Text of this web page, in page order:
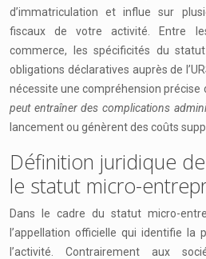
d’immatriculation et influe sur
fiscaux de votre activité. Entre
commerce, les spécificités du
obligations déclaratives auprès de
nécessite une compréhension précise
peut entraîner des complications
lancement ou génèrent des coûts
Définition juridique
le statut micro-
Dans le cadre du statut micro-
l’appellation officielle qui identifie la
l’activité. Contrairement aux